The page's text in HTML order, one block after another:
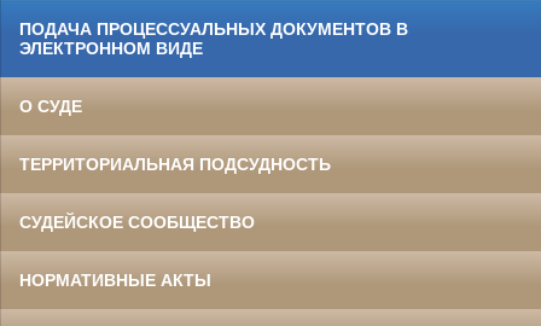
ПОДАЧА ПРОЦЕССУАЛЬНЫХ ДОКУМЕНТОВ В
ЭЛЕКТРОННОМ ВИДЕ
О СУДЕ
ТЕРРИТОРИАЛЬНАЯ ПОДСУДНОСТЬ
СУДЕЙСКОЕ СООБЩЕСТВО
НОРМАТИВНЫЕ АКТЫ